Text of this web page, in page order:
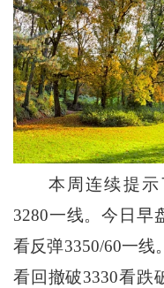
本周连续提示
3280一线。今日早
看反弹3350/60一线
看回撤破3330看跌